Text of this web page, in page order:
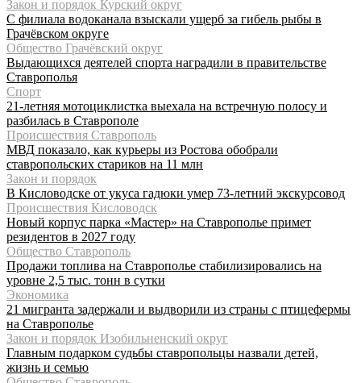
Закон и порядок Курский округ
С филиала водоканала взыскали ущерб за гибель рыбы в
Грачёвском округе
Общество Грачёвский округ
Выдающихся деятелей спорта наградили в правительстве
Ставрополья
Спорт
21-летняя мотоциклистка выехала на встречную полосу и
разбилась в Ставрополе
Происшествия Ставрополь
МВД показало, как курьеры из Ростова обобрали
ставропольских стариков на 11 млн
Закон и порядок
В Кисловодске от укуса гадюки умер 73-летний экскурсовод
Происшествия Кисловодск
Новый корпус парка «Мастер» на Ставрополье примет
резидентов в 2027 году
Общество Ставрополь
Продажи топлива на Ставрополье стабилизировались на
уровне 2,5 тыс. тонн в сутки
Экономика
21 мигранта задержали и выдворили из страны с птицефермы
на Ставрополье
Закон и порядок Изобильненский округ
Главным подарком судьбы ставропольцы назвали детей,
жизнь и семью